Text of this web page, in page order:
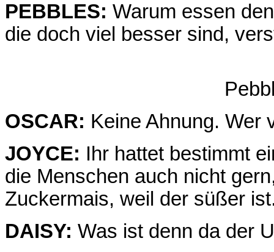
PEBBLES: Warum essen
die doch viel besser sind,
OSCAR: Keine Ahnung. Wer
JOYCE: Ihr hattet bestimmt
die Menschen auch nicht
Zuckermais, weil der süßer
DAISY: Was ist denn da der